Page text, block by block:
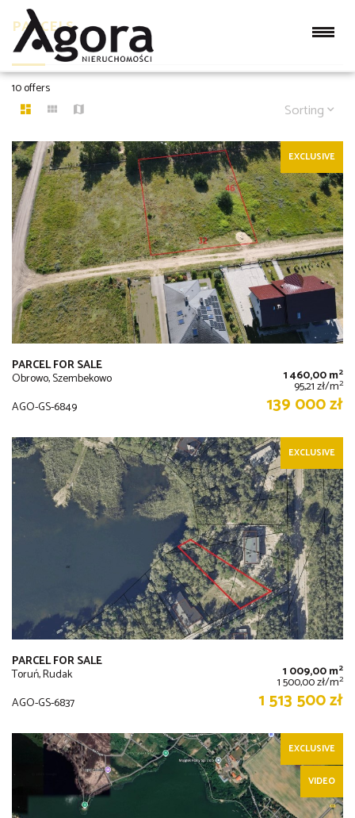
PARCELS
10 offers
Sorting
EXCLUSIVE
PARCEL FOR SALE
Obrowo, Szembekowo 1 460,00 m2
95,21 zł/m2
AGO-GS-6849 139 000 zł
EXCLUSIVE
PARCEL FOR SALE
Toruń, Rudak 1 009,00 m2
1 500,00 zł/m2
AGO-GS-6837 1 513 500 zł
EXCLUSIVE
VIDEO